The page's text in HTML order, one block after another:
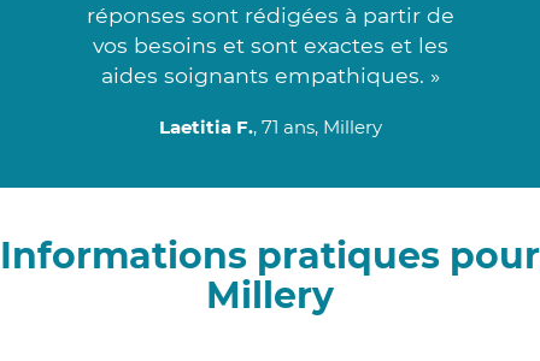
réponses sont rédigées à partir de
vos besoins et sont exactes et les
aides soignants empathiques. »
Laetitia F., 71 ans, Millery
Informations pratiques pour
Millery